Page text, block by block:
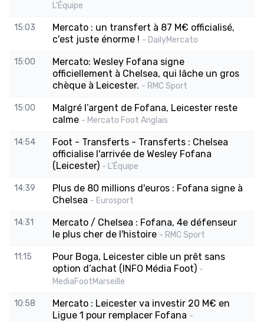
L'Équipe
15:03
Mercato : un transfert à 87 M€ officialisé,
c'est juste énorme ! - DailyMercato
15:00
Mercato: Wesley Fofana signe
officiellement à Chelsea, qui lâche un gros
chèque à Leicester. - RMC Sport
15:00
Malgré l’argent de Fofana, Leicester reste
calme - Mercato Foot Anglais
14:54
Foot - Transferts - Transferts : Chelsea
officialise l'arrivée de Wesley Fofana
(Leicester) - L'Équipe
14:39
Plus de 80 millions d'euros : Fofana signe à
Chelsea - Eurosport
14:31
Mercato / Chelsea : Fofana, 4e défenseur
le plus cher de l'histoire - RMC Sport
11:15
Pour Boga, Leicester cible un prêt sans
option d’achat (INFO Média Foot) -
MediaFootMarseille
10:58
Mercato : Leicester va investir 20 M€ en
Ligue 1 pour remplacer Fofana -